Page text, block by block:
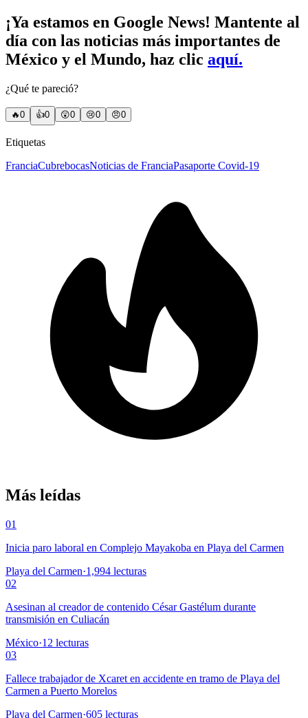
¡Ya estamos en Google News! Mantente al
día con las noticias más importantes de
México y el Mundo, haz clic aquí.
¿Qué te pareció?
🔥0 👍0 😲0 😢0 😠0
Etiquetas
FranciaCubrebocasNoticias de FranciaPasaporte Covid-19
Más leídas
01
Inicia paro laboral en Complejo Mayakoba en Playa del Carmen
Playa del Carmen·1,994 lecturas
02
Asesinan al creador de contenido César Gastélum durante
transmisión en Culiacán
México·12 lecturas
03
Fallece trabajador de Xcaret en accidente en tramo de Playa del
Carmen a Puerto Morelos
Playa del Carmen·605 lecturas